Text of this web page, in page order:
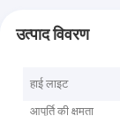
उत्पाद विवरण
हाई लाइट
आपूर्ति की क्षमता